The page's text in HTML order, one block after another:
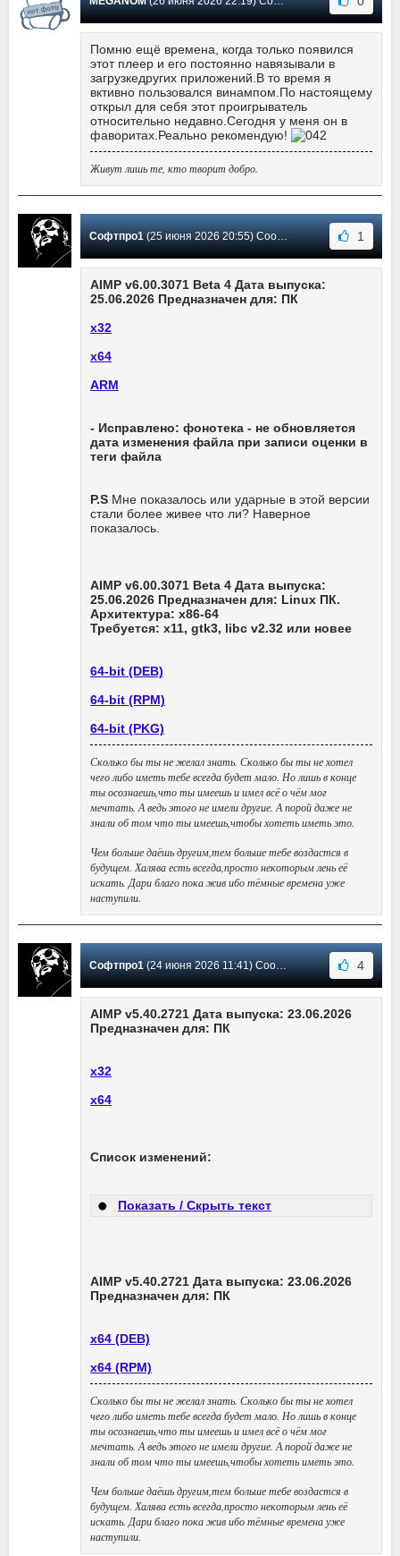
Помню ещё времена, когда только появился
этот плеер и его постоянно навязывали в
загрузкедругих приложений.В то время я
вктивно пользовался винампом.По настоящему
открыл для себя этот проигрыватель
относительно недавно.Сегодня у меня он в
фаворитах.Реально рекомендую!
Живут лишь те, кто творит добро.
Софтпро1(25 июня 2026 20:55) Сообщение #3672 1
AIMP v6.00.3071 Beta 4 Дата выпуска:
25.06.2026 Предназначен для: ПК
х32
х64
ARM
- Исправлено: фонотека - не обновляется
дата изменения файла при записи оценки в
теги файла
P.S Мне показалось или ударные в этой версии
стали более живее что ли? Наверное
показалось.
AIMP v6.00.3071 Beta 4 Дата выпуска:
25.06.2026 Предназначен для: Linux ПК.
Архитектура: x86-64
Требуется: x11, gtk3, libc v2.32 или новее
64-bit (DEB)
64-bit (RPM)
64-bit (PKG)
Сколько бы ты не желал знать. Сколько бы ты не хотел
чего либо иметь тебе всегда будет мало. Но лишь в конце
ты осознаешь,что ты имеешь и имел всё о чём мог
мечтать. А ведь этого не имели другие. А порой даже не
знали об том что ты имеешь,чтобы хотеть иметь это.
Чем больше даёшь другим,тем больше тебе воздастся в
будущем. Халява есть всегда,просто некоторым лень её
искать. Дари благо пока жив ибо тёмные времена уже
наступили.
Софтпро1(24 июня 2026 11:41) Сообщение #3671 4
AIMP v5.40.2721 Дата выпуска: 23.06.2026
Предназначен для: ПК
х32
х64
Список изменений:
Показать / Скрыть текст
AIMP v5.40.2721 Дата выпуска: 23.06.2026
Предназначен для: ПК
x64 (DEB)
x64 (RPM)
Сколько бы ты не желал знать. Сколько бы ты не хотел
чего либо иметь тебе всегда будет мало. Но лишь в конце
ты осознаешь,что ты имеешь и имел всё о чём мог
мечтать. А ведь этого не имели другие. А порой даже не
знали об том что ты имеешь,чтобы хотеть иметь это.
Чем больше даёшь другим,тем больше тебе воздастся в
будущем. Халява есть всегда,просто некоторым лень её
искать. Дари благо пока жив ибо тёмные времена уже
наступили.